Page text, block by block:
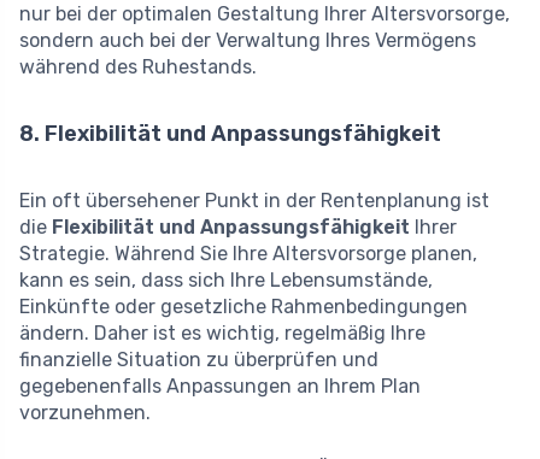
nur bei der optimalen Gestaltung Ihrer Altersvorsorge,
sondern auch bei der Verwaltung Ihres Vermögens
während des Ruhestands.
8. Flexibilität und Anpassungsfähigkeit
Ein oft übersehener Punkt in der Rentenplanung ist
die Flexibilität und Anpassungsfähigkeit Ihrer
Strategie. Während Sie Ihre Altersvorsorge planen,
kann es sein, dass sich Ihre Lebensumstände,
Einkünfte oder gesetzliche Rahmenbedingungen
ändern. Daher ist es wichtig, regelmäßig Ihre
finanzielle Situation zu überprüfen und
gegebenenfalls Anpassungen an Ihrem Plan
vorzunehmen.